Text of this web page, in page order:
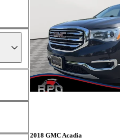
2018 GMC Acadia